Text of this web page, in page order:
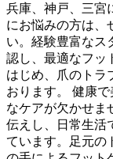
兵庫、神戸、三宮
にお悩みの方は、
い。経験豊富なス
認し、最適なフッ
はじめ、爪のトラ
おります。 健康
なケアが欠かせま
伝えし、日常生活
ています。足元の